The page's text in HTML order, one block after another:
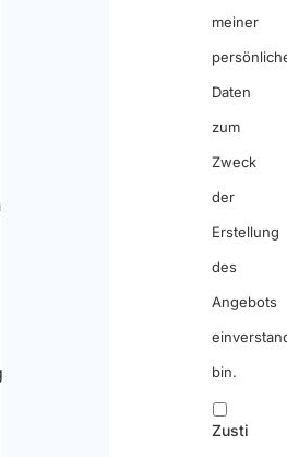
meiner
Daten
zum
Zweck
der
Erstellung
des
Angebots
bin.